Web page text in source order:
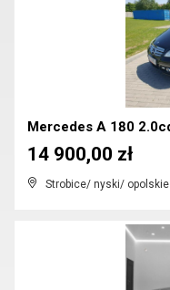
Strobice/ nyski/ opolskie
14 900,00 zł